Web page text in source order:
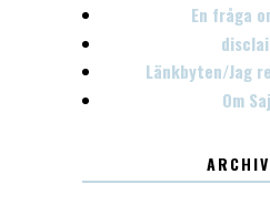
En fråga
Länkbyten/Jag
Om